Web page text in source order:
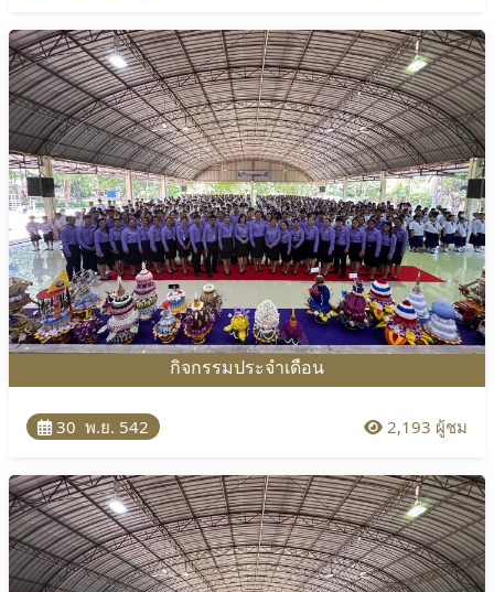
กิจกรรมประจำเดือน
30 พ.ย. 542 2,193 ผู้ชม